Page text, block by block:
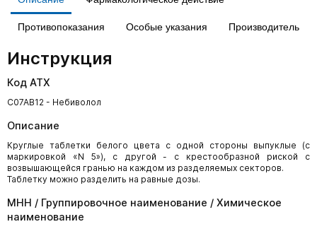
Противопоказания Особые указания Производитель
Инструкция
Код АТХ
C07AB12 - Небиволол
Описание
Круглые таблетки белого цвета с одной стороны выпуклые (с
маркировкой «N 5»), с другой - с крестообразной риской с
возвышающейся гранью на каждом из разделяемых секторов.
Таблетку можно разделить на равные дозы.
МНН / Группировочное наименование / Химическое
наименование